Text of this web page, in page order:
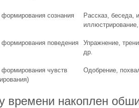
сознания
Рассказ, беседа,
поведения
Упражнение,
др.
чувств
Одобрение,
времени накоплен